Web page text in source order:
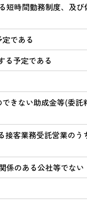
短時間勤務制度、及
である
る予定である
きない助成金等(委託
接客業務受託営業の
係のある公社等でない